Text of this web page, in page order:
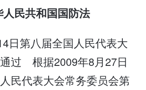
人民共和国国防法
日第八届全国人民代表大
过 根据2009年8月27日
民代表大会常务委员会第